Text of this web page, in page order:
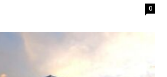
0